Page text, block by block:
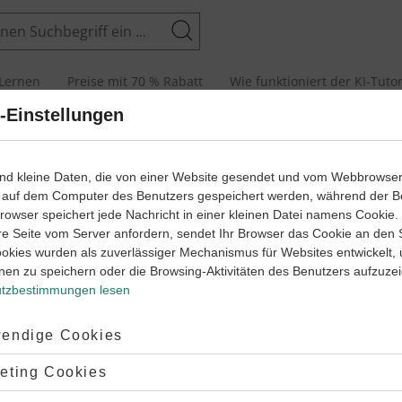
Suchen
Preise mit 70 % Rabatt Wie funktioniert der KI-Tutor
schreiben
Einstellungen
kleine Daten, die von einer Website gesendet und vom
dem Computer des Benutzers gespeichert werden, während der
speichert jede Nachricht in einer kleinen Datei namens Cookie.
Seite vom Server anfordern, sendet Ihr Browser das Cookie an den
wurden als zuverlässiger Mechanismus für Websites entwickelt,
zu speichern oder die Browsing-Aktivitäten des Benutzers
lesen
Cookies
Cookies